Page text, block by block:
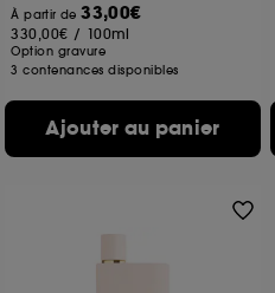
À partir de33,00€
330,00€ / 100ml
Option gravure
3 contenances disponibles
Ajouter au panier